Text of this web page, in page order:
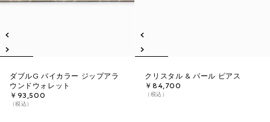
ダブルG バイカラー ジップアラ
ウンドウォレット
￥93,500
（税込）
クリスタル & パール ピアス
￥84,700
（税込）